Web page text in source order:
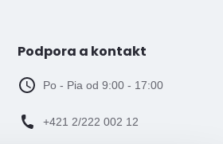
Podpora a kontakt
Po - Pia od 9:00 - 17:00
+421 2/222 002 12